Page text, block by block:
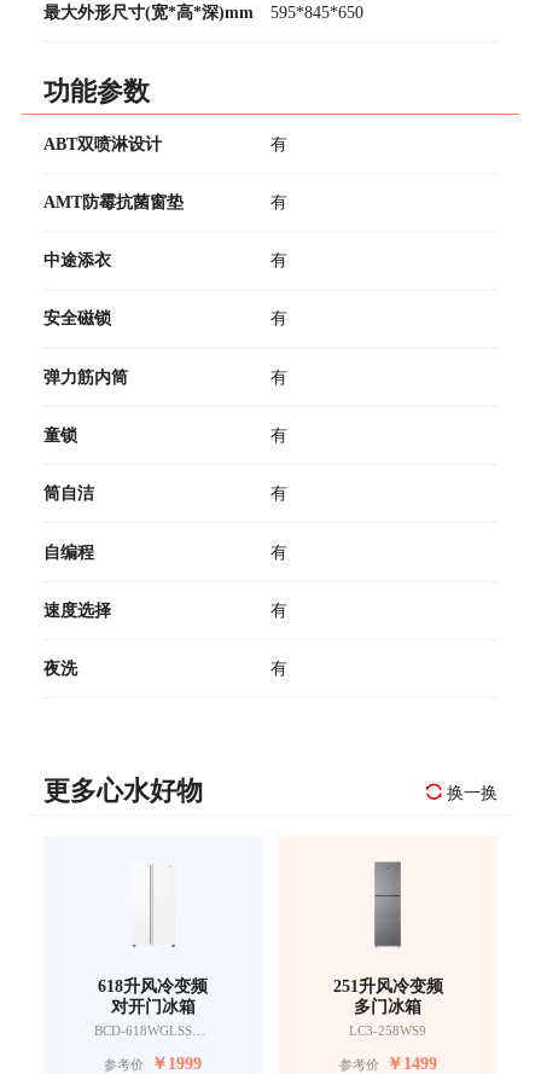
最大外形尺寸(宽*高*深)mm 595*845*650
功能参数
ABT双喷淋设计 有
AMT防霉抗菌窗垫 有
中途添衣 有
安全磁锁 有
弹力筋内筒 有
童锁 有
筒自洁 有
自编程 有
速度选择 有
夜洗 有
更多心水好物 换一换
618升风冷变频
对开门冰箱
BCD-618WGLSSEDW9
参考价 ￥1999
251升风冷变频
多门冰箱
LC3-258WS9
参考价 ￥1499